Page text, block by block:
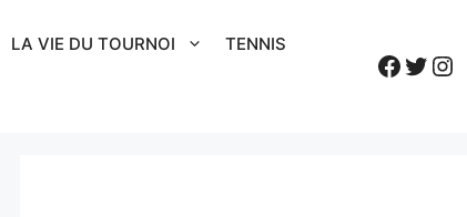
LA VIE DU TOURNOI TENNIS